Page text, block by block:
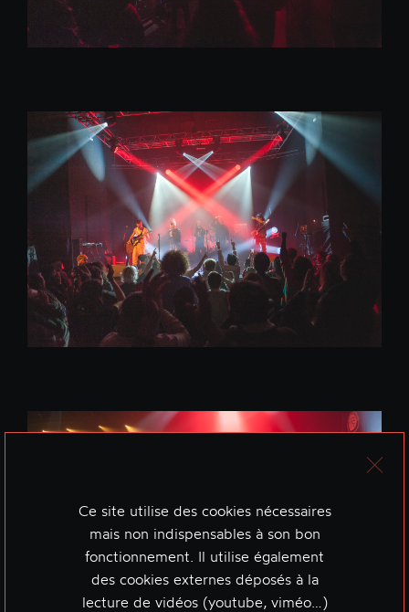
Ce site utilise des cookies nécessaires
mais non indispensables à son bon
fonctionnement. Il utilise également
des cookies externes déposés à la
lecture de vidéos (youtube, viméo…)